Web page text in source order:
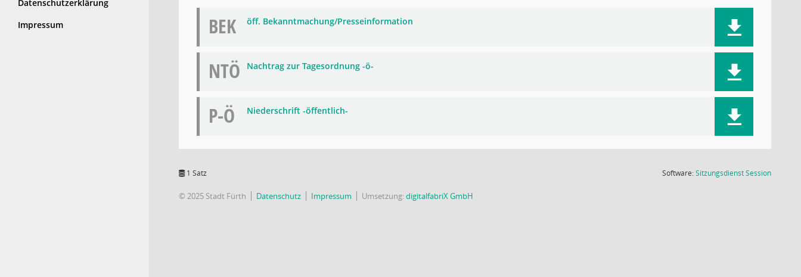
Datenschutzerklärung
Impressum
BEK öff. Bekanntmachung/Presseinformation
NTÖ Nachtrag zur Tagesordnung -ö-
P-Ö Niederschrift -öffentlich-
1 Satz Software:SitzungsdienstSession(Wird in
© 2025 Stadt Fürth Datenschutz Impressum Umsetzung:digitalfabriX GmbH